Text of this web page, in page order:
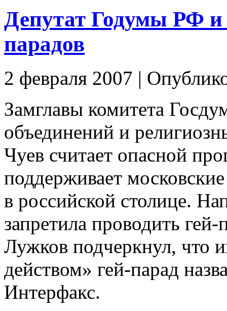
Депутат Годумы РФ
парадов
2 февраля 2007 |
Замглавы комитета
объединений и
Чуев считает опасной
поддерживает
в российской столице.
запретила проводить
Лужков подчеркнул, что
действом» гей-парад
Интерфакс.